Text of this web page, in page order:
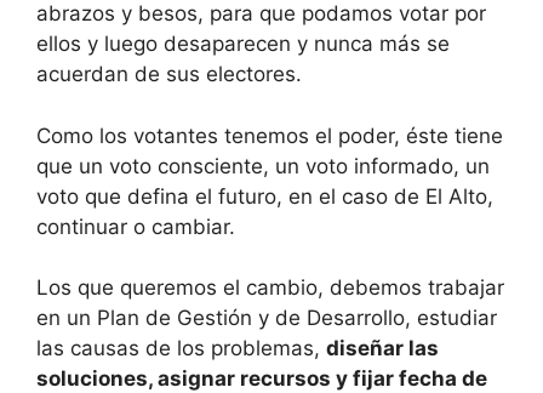
abrazos y besos, para que podamos votar por
ellos y luego desaparecen y nunca más se
acuerdan de sus electores.
Como los votantes tenemos el poder, éste tiene
que un voto consciente, un voto informado, un
voto que defina el futuro, en el caso de El Alto,
continuar o cambiar.
Los que queremos el cambio, debemos trabajar
en un Plan de Gestión y de Desarrollo, estudiar
las causas de los problemas, diseñar las
soluciones, asignar recursos y fijar fecha de